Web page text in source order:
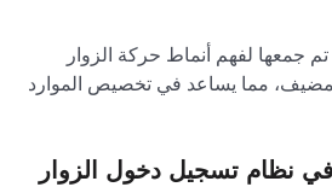
تم جمعها لفهم أنماط حركة الزوار
مما يساعد في تخصيص الموارد
نظام تسجيل دخول الزوار